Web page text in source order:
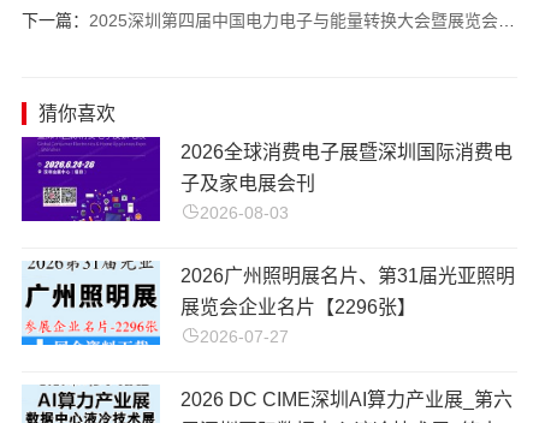
下一篇： 2025深圳第四届中国电力电子与能量转换大会暨展览会企业名片【137张】
猜你喜欢
​2026全球消费电子展暨深圳国际消费电
子及家电展会刊
2026-08-03
2026广州照明展名片、第31届光亚照明
展览会企业名片【2296张】
2026-07-27
2026 DC CIME深圳AI算力产业展_第六